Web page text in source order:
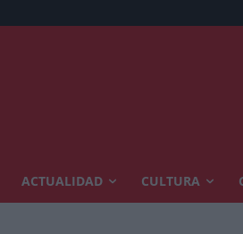
ACTUALIDAD CULTURA